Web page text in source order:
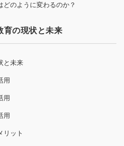
どのように変わるのか？
育の現状と未来
と未来
用
用
用
リット